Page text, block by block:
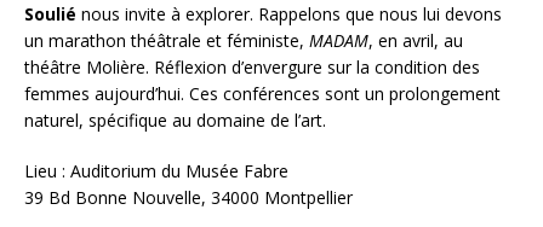
Soulié nous invite à explorer. Rappelons que nous lui devons
un marathon théâtrale et féministe, MADAM, en avril, au
théâtre Molière. Réflexion d’envergure sur la condition des
femmes aujourd’hui. Ces conférences sont un prolongement
naturel, spécifique au domaine de l’art.
Lieu : Auditorium du Musée Fabre
39 Bd Bonne Nouvelle, 34000 Montpellier